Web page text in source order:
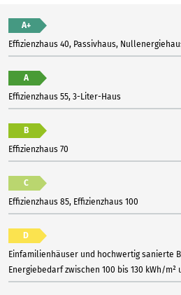
A+
Effizienzhaus 40, Passivhaus,
A
Effizienzhaus 55, 3-Liter-Haus
B
Effizienzhaus 70
C
Effizienzhaus 85, Effizienzhaus 100
D
Einfamilienhäuser und hochwertig sanierte
Energiebedarf zwischen 100 bis 130 kWh/m²